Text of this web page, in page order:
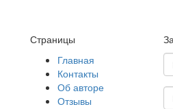
Страницы
Главная
Контакты
Об авторе
Отзывы